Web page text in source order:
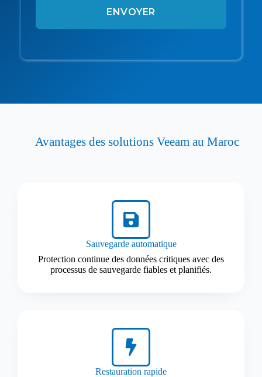
ENVOYER
Avantages des solutions Veeam au Maroc
Sauvegarde automatique
Protection continue des données critiques avec des
processus de sauvegarde fiables et planifiés.
Restauration rapide